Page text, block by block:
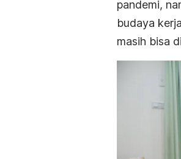
pandemi,
budaya
masih bisa